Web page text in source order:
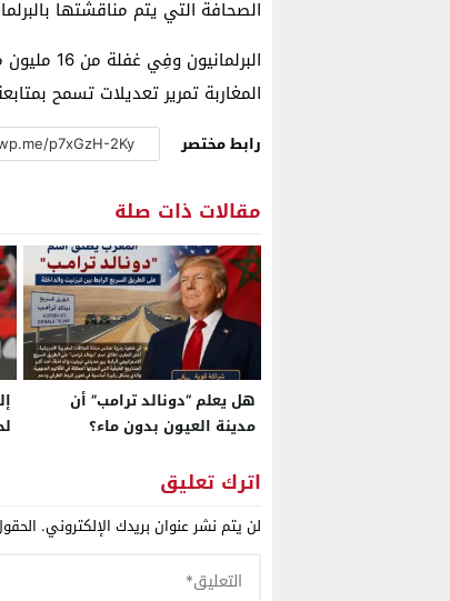
الصحافة التي يتم مناقشتها
المغاربة تمرير تعديلات تسمح
رابط مختصر
مقالات ذات صلة
هل يعلم “دونالد ترامب” أن
مدينة العيون بدون ماء؟
اترك تعليق
لن يتم نشر عنوان بريدك الإلكتروني.